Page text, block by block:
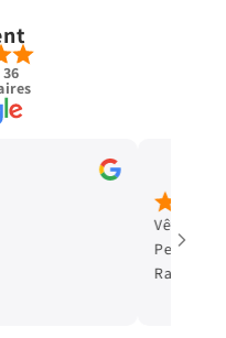
36
Petit
Ravie de